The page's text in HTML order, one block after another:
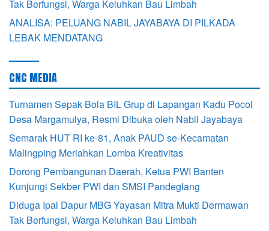
Tak Berfungsi, Warga Keluhkan Bau Limbah
ANALISA: PELUANG NABIL JAYABAYA DI PILKADA
LEBAK MENDATANG
CNC MEDIA
Turnamen Sepak Bola BIL Grup di Lapangan Kadu Pocol
Desa Margamulya, Resmi Dibuka oleh Nabil Jayabaya
Semarak HUT RI ke-81, Anak PAUD se-Kecamatan
Malingping Meriahkan Lomba Kreativitas
Dorong Pembangunan Daerah, Ketua PWI Banten
Kunjungi Sekber PWI dan SMSI Pandeglang
Diduga Ipal Dapur MBG Yayasan Mitra Mukti Dermawan
Tak Berfungsi, Warga Keluhkan Bau Limbah